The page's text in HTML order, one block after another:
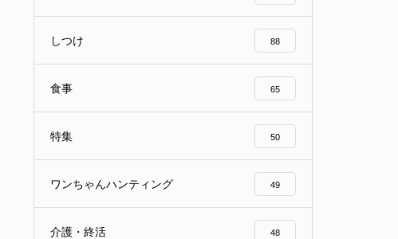
しつけ 88
食事 65
特集 50
ワンちゃんハンティング 49
介護・終活 48